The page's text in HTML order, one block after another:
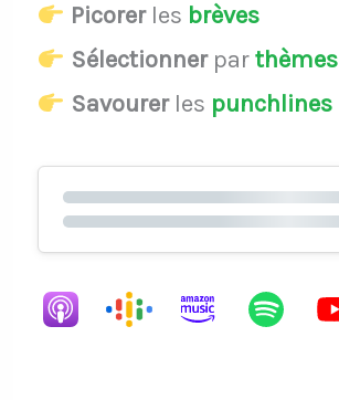
Picorerles brèves
Sélectionnerparthèmes
Savourerles punchlines